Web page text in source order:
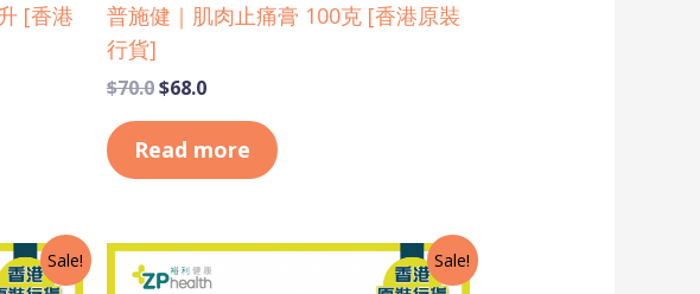
[香港
普施健｜肌肉止痛膏 100克 [香港原裝
行貨]
$70.0$68.0
Read more
Sale! Sale!
Original
price
Current
price